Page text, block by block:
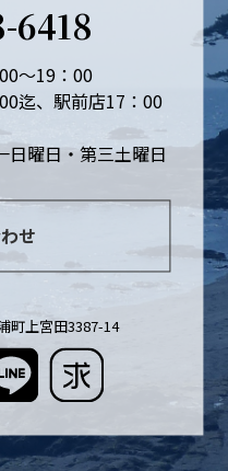
6418
～19：00
迄、駅前店17：00
日曜日・第三土曜日
せ
町上宮田3387-14